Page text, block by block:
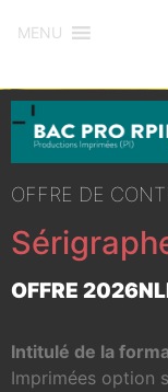
MENU
OFFRE DE
OFFRE
Intitulé de la
Imprimées option